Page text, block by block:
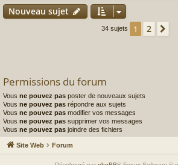
Nouveau sujet
34 sujets 1 2
Permissions du forum
Vous ne pouvez pas poster de nouveaux sujets
Vous ne pouvez pas répondre aux sujets
Vous ne pouvez pas modifier vos messages
Vous ne pouvez pas supprimer vos messages
Vous ne pouvez pas joindre des fichiers
Site Web Forum